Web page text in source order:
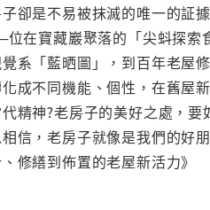
卻是不易被抹滅的唯一的
在寶藏巖聚落的「尖蚪探
系「藍晒圖」，到百年老
成不同機能、個性，在舊屋
精神?老房子的美好之處，
信，老房子就像是我們的
修繕到佈置的老屋新活力》